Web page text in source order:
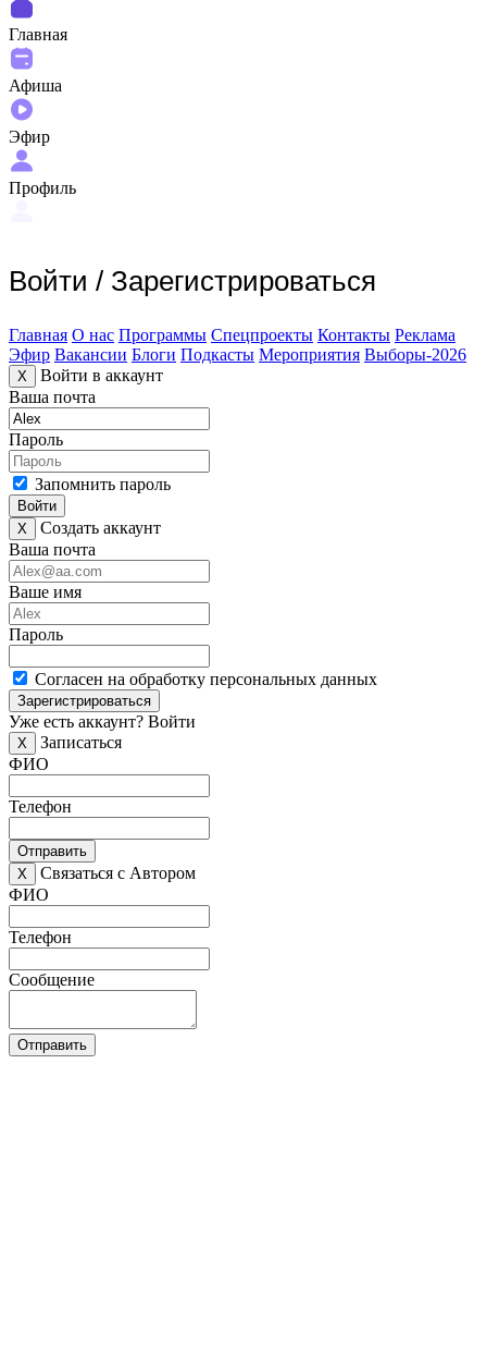
Главная
Афиша
Эфир
Профиль
Войти / Зарегистрироваться
Главная О нас Программы Спецпроекты Контакты Реклама
Эфир Вакансии Блоги Подкасты Мероприятия Выборы-2026
X
Войти в аккаунт
Ваша почта
Пароль
Запомнить пароль
Войти
X
Создать аккаунт
Ваша почта
Ваше имя
Пароль
Согласен на обработку персональных данных
Зарегистрироваться
Уже есть аккаунт? Войти
X
Записаться
ФИО
Телефон
Отправить
X
Связаться с Автором
ФИО
Телефон
Сообщение
Отправить